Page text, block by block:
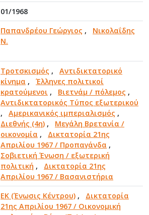
01/1968
Παπανδρέου Γεώργιος , Νικολαΐδης
Ν.
Τροτσκισμός , Αντιδικτατορικό
κίνημα , Έλληνες πολιτικοί
κρατούμενοι , Βιετνάμ / πόλεμος ,
Αντιδικτατορικός Τύπος εξωτερικού
, Αμερικανικός ιμπεριαλισμός ,
Διεθνής (4η) , Μεγάλη Βρετανία /
οικονομία , Δικτατορία 21ης
Απριλίου 1967 / Προπαγάνδα ,
Σοβιετική Ένωση / εξωτερική
πολιτική , Δικτατορία 21ης
Απριλίου 1967 / Βασανιστήρια
ΕΚ (Ένωσις Κέντρου) , Δικτατορία
21ης Απριλίου 1967 / Οικονομική